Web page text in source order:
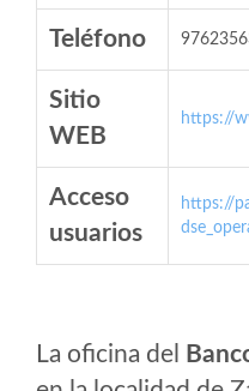
Teléfono
Sitio
WEB
https://
Acceso
usuarios
https://
La oficina del